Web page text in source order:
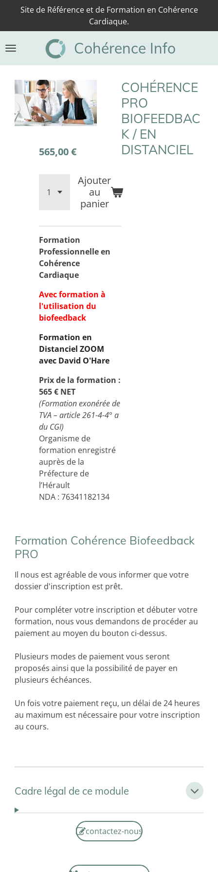
Passer
contenu
principal
Cohérence Info
Site de Référence et de Formation en Cohérence
Cardiaque.
COHÉRENCE
PRO
BIOFEEDBAC
K / EN
DISTANCIEL
565,00 €
Ajouter
au
panier
Formation
Professionnelle en
Cohérence
Cardiaque
Avec formation à
l'utilisation du
biofeedback
Formation en
Distanciel ZOOM
avec David O'Hare
Prix de la formation :
565 € NET
(Formation exonérée de
TVA – article 261-4-4° a
du CGI)
Organisme de
formation enregistré
auprès de la
Préfecture de
l’Hérault
NDA : 76341182134
Formation Cohérence Biofeedback
PRO
Il nous est agréable de vous informer que votre
dossier d'inscription est prêt.
Pour compléter votre inscription et débuter votre
formation, nous vous demandons de procéder au
paiement au moyen du bouton ci-dessus.
Plusieurs modes de paiement vous seront
proposés ainsi que la possibilité de payer en
plusieurs échéances.
Un fois votre paiement reçu, un délai de 24 heures
au maximum est nécessaire pour votre inscription
au cours.
Cadre légal de ce module
contactez-nous